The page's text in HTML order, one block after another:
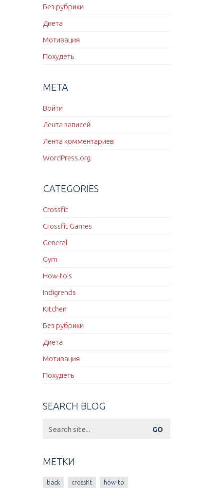
Без рубрики
Диета
Мотивация
Похудеть
МЕТА
Войти
Лента записей
Лента комментариев
WordPress.org
CATEGORIES
Crossfit
Crossfit Games
General
Gym
How-to's
Indigrends
Kitchen
Без рубрики
Диета
Мотивация
Похудеть
SEARCH BLOG
for:
МЕТКИ
back crossfit how-to